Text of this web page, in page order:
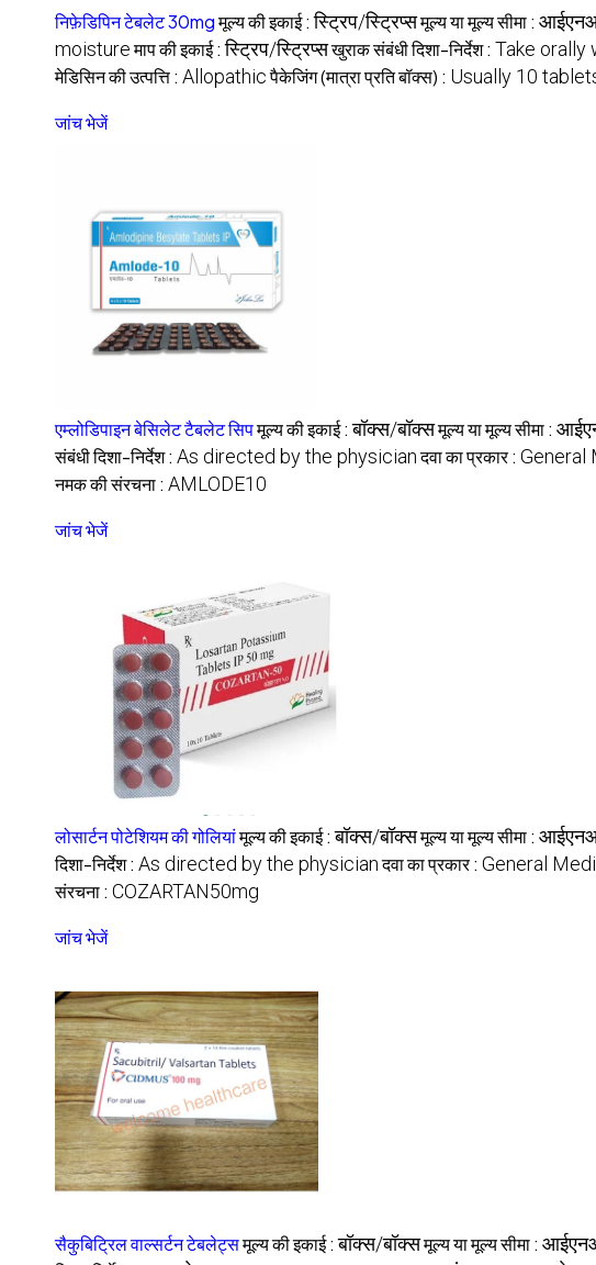
निफ़ेडिपिन टेबलेट 30mgमूल्य की इकाई :स्ट्रिप/स्ट्रिप्समूल्य या मूल्य सीमा :
moistureमाप की इकाई :स्ट्रिप/स्ट्रिप्सखुराक संबंधी दिशा-निर्देश : Take orally
मेडिसिन की उत्पत्ति : Allopathicपैकेजिंग (मात्रा प्रति बॉक्स) : Usually 10
जांच भेजें
एम्लोडिपाइन बेसिलेट टैबलेट सिपमूल्य की इकाई :बॉक्स/बॉक्समूल्य या मूल्य सीमा :
संबंधी दिशा-निर्देश : As directed by the physicianदवा का प्रकार : General
नमक की संरचना : AMLODE10
जांच भेजें
लोसार्टन पोटेशियम की गोलियांमूल्य की इकाई :बॉक्स/बॉक्समूल्य या मूल्य सीमा :
दिशा-निर्देश : As directed by the physicianदवा का प्रकार : General
संरचना : COZARTAN50mg
जांच भेजें
सैकुबिट्रिल वाल्सर्टन टेबलेट्समूल्य की इकाई :बॉक्स/बॉक्समूल्य या मूल्य सीमा :